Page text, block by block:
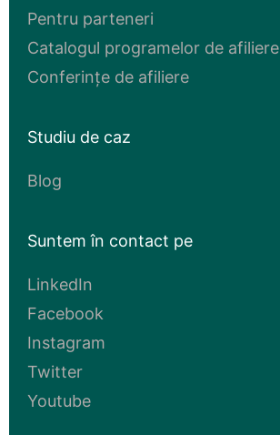
Pentru parteneri
Catalogul programelor de afiliere
Conferințe de afiliere
Studiu de caz
Blog
Suntem în contact pe
LinkedIn
Facebook
Instagram
Twitter
Youtube